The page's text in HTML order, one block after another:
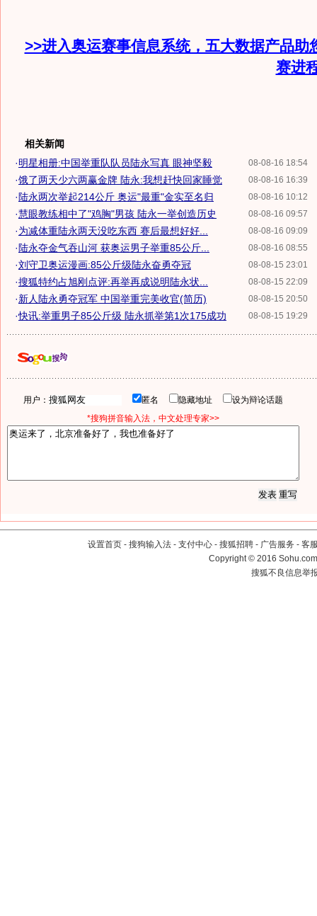
>>进入奥运赛事信息系统，五大数据产品助
赛进
相关新闻
08-08-16 18:54
·明星相册:中国举重队队员陆永写真 眼神坚毅
08-08-16 16:39
·饿了两天少六两赢金牌 陆永:我想赶快回家睡觉
08-08-16 10:12
· 陆永两次举起214公斤 奥运"最重"金实至名归
08-08-16 09:57
·慧眼教练相中了"鸡胸"男孩 陆永一举创造历史
08-08-16 09:09
·为减体重陆永两天没吃东西 赛后最想好好...
08-08-16 08:55
· 陆永夺金气吞山河 获奥运男子举重85公斤...
08-08-15 23:01
·刘守卫奥运漫画:85公斤级陆永奋勇夺冠
08-08-15 22:09
·搜狐特约占旭刚点评:再举再成说明陆永状...
08-08-15 20:50
·新人陆永勇夺冠军 中国举重完美收官(简历)
08-08-15 19:29
·快讯:举重男子85公斤级 陆永抓举第1次175成功
用户： 匿名 隐藏地址
设为辩论话题
*搜狗拼音输入法，中文处理专家>>
设置首页 - 搜狗输入法 - 支付中心 - 搜狐招聘 - 广告服务 - 客
Copyright©2016
搜狐不良信息举